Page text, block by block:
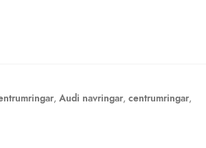
,Audi navringar,centrumringar,